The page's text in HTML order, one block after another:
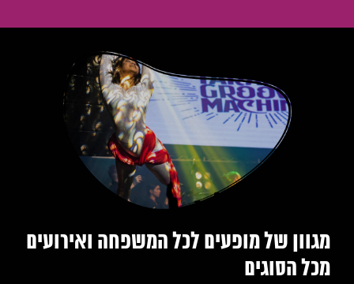
מגוון של מופעים לכל המשפחה ואירועים
מכל הסוגים